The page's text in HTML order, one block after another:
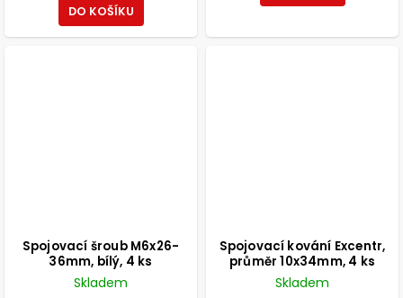
DO KOŠÍKU
Spojovací šroub M6x26-
36mm, bílý, 4 ks
Skladem
Spojovací kování Excentr,
průměr 10x34mm, 4 ks
Skladem